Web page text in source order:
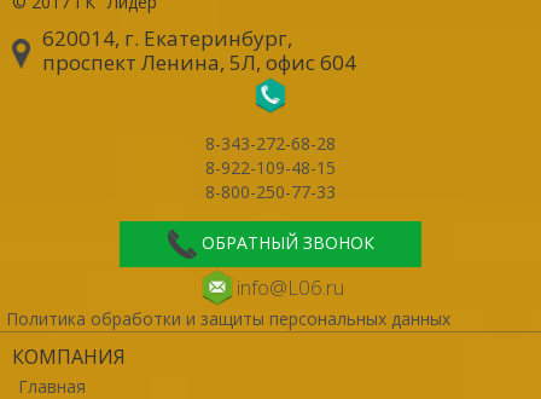
620014, г. Екатеринбург,
проспект Ленина, 5Л, офис 604
8-343-272-68-28
8-922-109-48-15
8-800-250-77-33
ОБРАТНЫЙ ЗВОНОК
info@L06.ru
Политика обработки и защиты персональных данных
КОМПАНИЯ
Главная